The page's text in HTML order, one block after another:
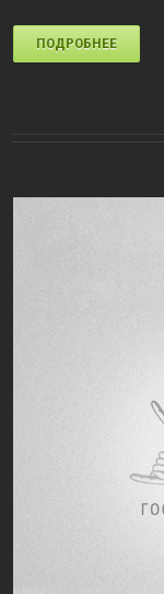
ПОДРОБНЕЕ